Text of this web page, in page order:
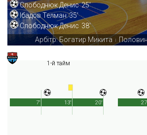
Слободнюк Денис 25'
Ібадов Телман 35'
Слободнюк Денис 38'
Арбітр: Богатир Микита |
1-й тайм
20'
7' 13'